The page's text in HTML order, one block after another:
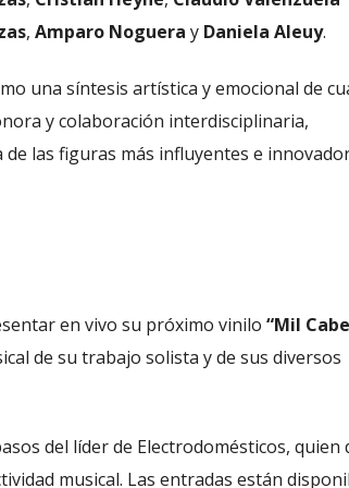
, Amparo Noguera y Daniela Aleuy.
una síntesis artística y emocional de
y colaboración interdisciplinaria,
las figuras más influyentes e
en vivo su próximo vinilo “Mil
de su trabajo solista y de sus diversos
del líder de Electrodomésticos, quien
musical. Las entradas están